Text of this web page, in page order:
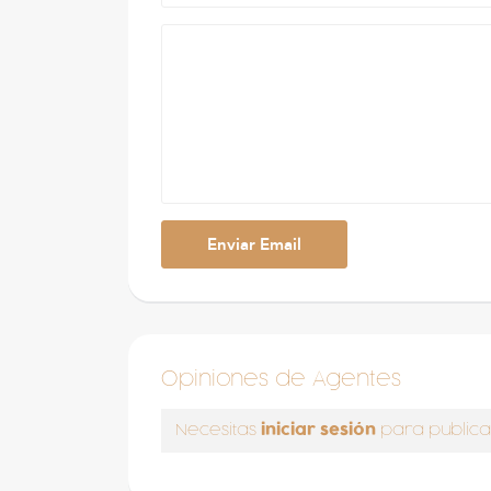
Opiniones de Agentes
Necesitas iniciar sesión para